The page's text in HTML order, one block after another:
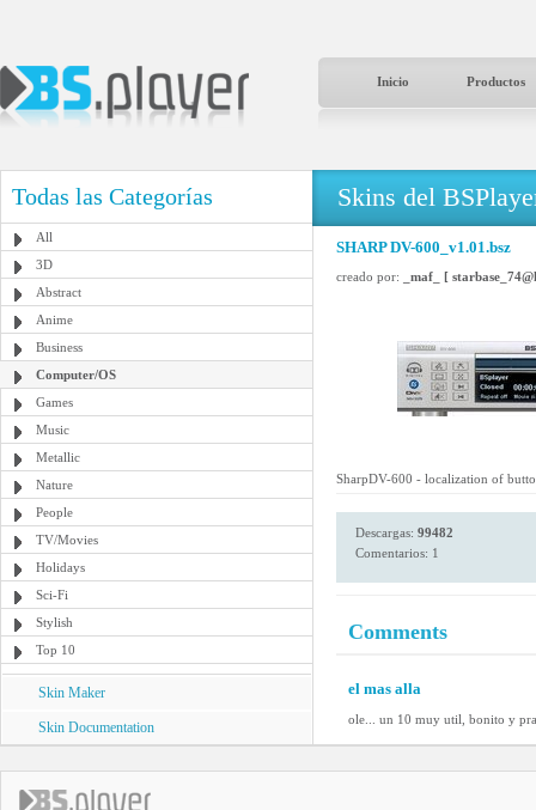
Inicio Productos
Todas las Categorías
All
3D
Abstract
Anime
Business
Computer/OS
Games
Music
Metallic
Nature
People
TV/Movies
Holidays
Sci-Fi
Stylish
Top 10
Skin Maker
Skin Documentation
Skins del
SHARP DV-600_v1.01.bsz
creado por: _maf_ [
SharpDV-600 - localization of
Descargas: 99482
Comentarios: 1
Comments
el mas alla
ole... un 10 muy util, bonito y